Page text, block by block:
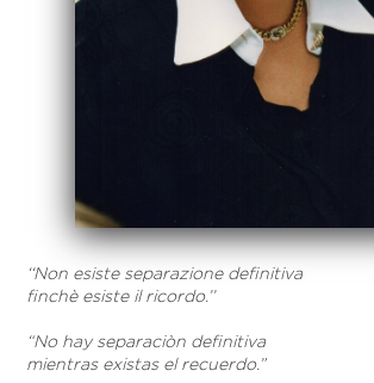
‘‘Non esiste separazione definitiva
finchè esiste il ricordo.’’
“No hay separaciòn definitiva
mientras existas el recuerdo.”